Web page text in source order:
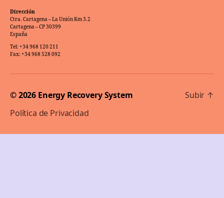
Dirección
Ctra. Cartagena – La Unión Km 3.2
Cartagena – CP 30399
España
Tel: +34 968 120 211
Fax: +34 968 528 092
© 2026 Energy Recovery System
Política de Privacidad
Subir ↑